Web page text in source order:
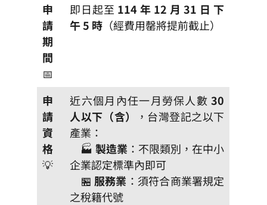
申
請
期
間
📅
即日起至 114 年 12 月 31 日 下
午 5 時 （經費用罄將提前截止）
申
請
資
格
💡
近六個月內任一月勞保人數 30
人以下（含）
，台灣登記之以下
產業：
🏭製造業 ：不限類別，在中小
企業認定標準內即可
🏪 服務業 ：須符合商業署規定
之稅籍代號